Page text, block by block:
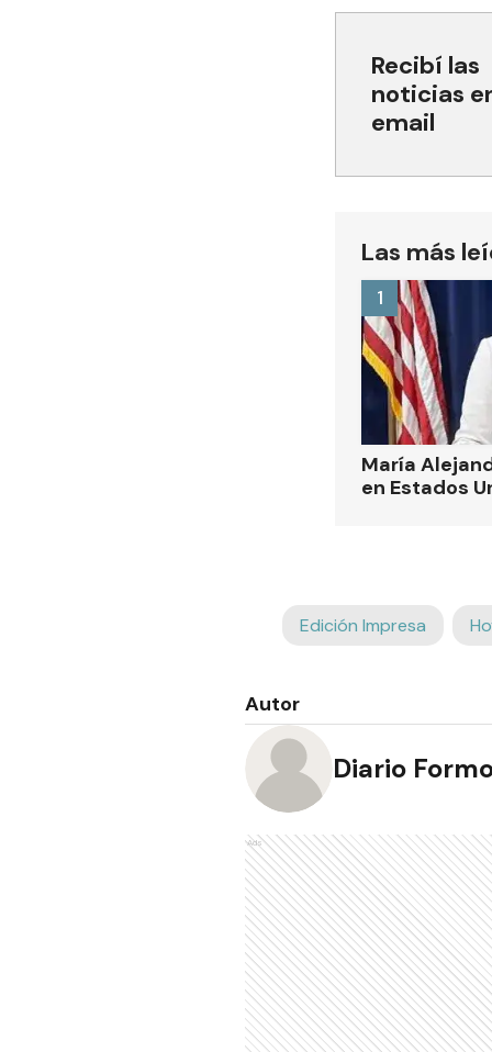
Recibí las
noticias
email
Las más
María
en Estados
1
Edición Impresa
Autor
Diario
Ads